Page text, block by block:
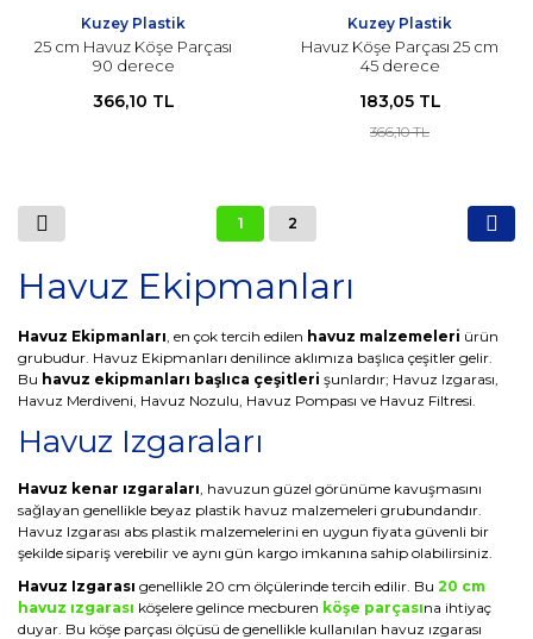
Kuzey Plastik
25 cm Havuz Köşe Parçası
90 derece
366,10 TL
Kuzey Plastik
Havuz Köşe Parçası 25 cm
45 derece
183,05 TL
366,10 TL
1 2
Havuz Ekipmanları
Havuz Ekipmanları , en çok tercih edilen havuz malzemeleri ürün
grubudur. Havuz Ekipmanları denilince aklımıza başlıca çeşitler gelir.
Bu havuz ekipmanları başlıca çeşitleri şunlardır; Havuz Izgarası,
Havuz Merdiveni, Havuz Nozulu, Havuz Pompası ve Havuz Filtresi.
Havuz Izgaraları
Havuz kenar ızgaraları , havuzun güzel görünüme kavuşmasını
sağlayan genellikle beyaz plastik havuz malzemeleri grubundandır.
Havuz Izgarası abs plastik malzemelerini en uygun fiyata güvenli bir
şekilde sipariş verebilir ve aynı gün kargo imkanına sahip olabilirsiniz.
Havuz Izgarası genellikle 20 cm ölçülerinde tercih edilir. Bu 20 cm
havuz ızgarası köşelere gelince mecburen köşe parçasına ihtiyaç
duyar. Bu köşe parçası ölçüsü de genellikle kullanılan havuz ızgarası